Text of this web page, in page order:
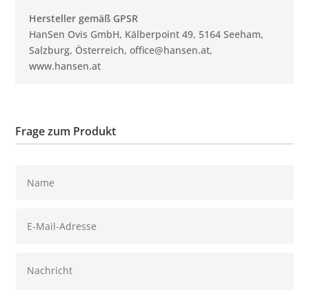
Hersteller gemäß GPSR
HanSen Ovis GmbH, Kälberpoint 49, 5164 Seeham,
Salzburg, Österreich, office@hansen.at,
www.hansen.at
Frage zum Produkt